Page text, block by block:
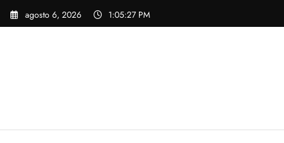
Saltar
agosto 6, 2026 1:05:29 PM